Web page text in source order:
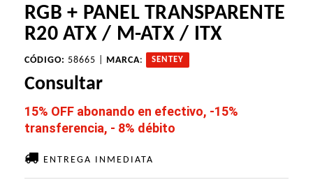
RGB + PANEL TRANSPARENTE
R20 ATX / M-ATX / ITX
CÓDIGO: 58665 | MARCA: SENTEY
Consultar
15% OFF abonando en efectivo, -15%
transferencia, - 8% débito
ENTREGA INMEDIATA